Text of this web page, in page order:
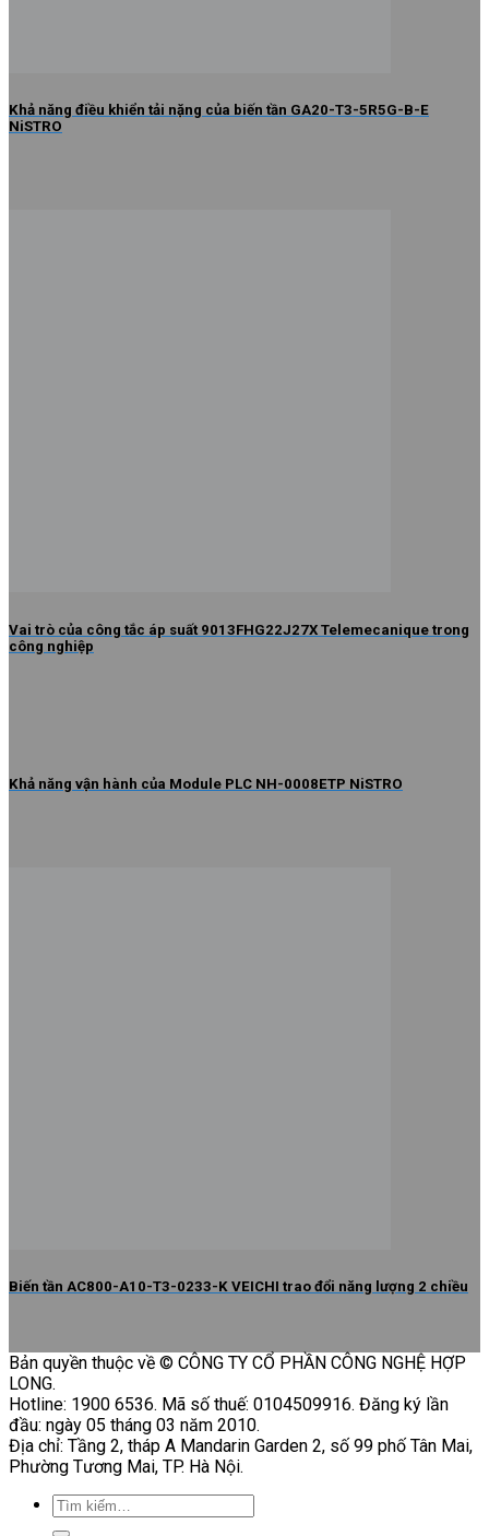
Khả năng điều khiển tải nặng của biến tần GA20-T3-5R5G-B-E
NiSTRO
Vai trò của công tắc áp suất 9013FHG22J27X Telemecanique trong
công nghiệp
Khả năng vận hành của Module PLC NH-0008ETP NiSTRO
Biến tần AC800-A10-T3-0233-K VEICHI trao đổi năng lượng 2 chiều
Bản quyền thuộc về © CÔNG TY CỔ PHẦN CÔNG NGHỆ HỢP
LONG.
Hotline: 1900 6536. Mã số thuế: 0104509916. Đăng ký lần
đầu: ngày 05 tháng 03 năm 2010.
Địa chỉ: Tầng 2, tháp A Mandarin Garden 2, số 99 phố Tân Mai,
Phường Tương Mai, TP. Hà Nội.
Tìm
kiếm: